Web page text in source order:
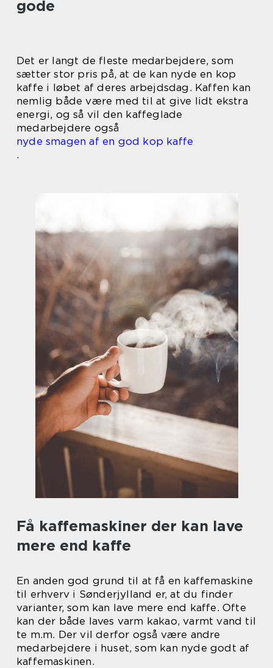
gode
Det er langt de fleste medarbejdere, som
sætter stor pris på, at de kan nyde en kop
kaffe i løbet af deres arbejdsdag. Kaffen kan
nemlig både være med til at give lidt ekstra
energi, og så vil den kaffeglade
medarbejdere også
nyde smagen af en god kop kaffe
.
Få kaffemaskiner der kan lave
mere end kaffe
En anden god grund til at få en kaffemaskine
til erhverv i Sønderjylland er, at du finder
varianter, som kan lave mere end kaffe. Ofte
kan der både laves varm kakao, varmt vand til
te m.m. Der vil derfor også være andre
medarbejdere i huset, som kan nyde godt af
kaffemaskinen.